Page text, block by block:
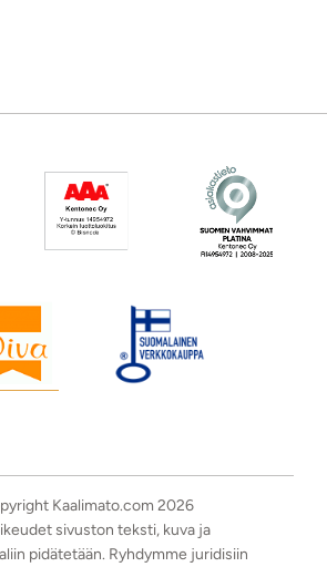
Kaalimato.com 2026
sivuston teksti, kuva ja
pidätetään. Ryhdymme juridisiin